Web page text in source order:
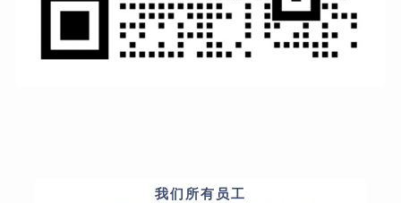
我们所有员工